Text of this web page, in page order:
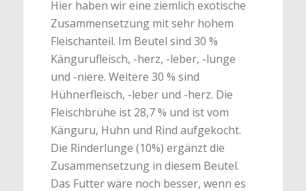
Hier haben wir eine ziemlich exotische
Zusammensetzung mit sehr hohem
Fleischanteil. Im Beutel sind 30 %
Kängurufleisch, -herz, -leber, -lunge
und -niere. Weitere 30 % sind
Hühnerfleisch, -leber und -herz. Die
Fleischbrühe ist 28,7 % und ist vom
Känguru, Huhn und Rind aufgekocht.
Die Rinderlunge (10%) ergänzt die
Zusammensetzung in diesem Beutel.
Das Futter wäre noch besser, wenn es